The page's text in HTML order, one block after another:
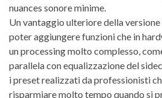
nuances sonore minime.
Un vantaggio ulteriore della
poter aggiungere funzioni che in
un processing molto complesso,
parallela con equalizzazione del
i preset realizzati da professionisti
risparmiare molto tempo quando si